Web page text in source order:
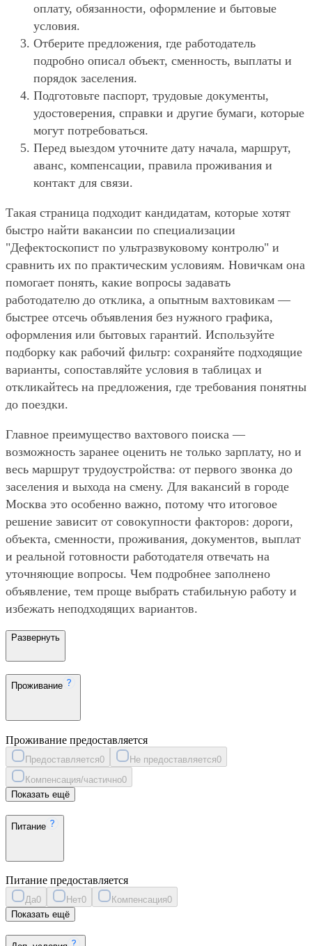
оплату, обязанности, оформление и бытовые
условия.
Отберите предложения, где работодатель
подробно описал объект, сменность, выплаты и
порядок заселения.
Подготовьте паспорт, трудовые документы,
удостоверения, справки и другие бумаги, которые
могут потребоваться.
Перед выездом уточните дату начала, маршрут,
аванс, компенсации, правила проживания и
контакт для связи.
Такая страница подходит кандидатам, которые хотят
быстро найти вакансии по специализации
"Дефектоскопист по ультразвуковому контролю" и
сравнить их по практическим условиям. Новичкам она
помогает понять, какие вопросы задавать
работодателю до отклика, а опытным вахтовикам —
быстрее отсечь объявления без нужного графика,
оформления или бытовых гарантий. Используйте
подборку как рабочий фильтр: сохраняйте подходящие
варианты, сопоставляйте условия в таблицах и
откликайтесь на предложения, где требования понятны
до поездки.
Главное преимущество вахтового поиска —
возможность заранее оценить не только зарплату, но и
весь маршрут трудоустройства: от первого звонка до
заселения и выхода на смену. Для вакансий в городе
Москва это особенно важно, потому что итоговое
решение зависит от совокупности факторов: дороги,
объекта, сменности, проживания, документов, выплат
и реальной готовности работодателя отвечать на
уточняющие вопросы. Чем подробнее заполнено
объявление, тем проще выбрать стабильную работу и
избежать неподходящих вариантов.
Развернуть
Проживание
Проживание предоставляется
Предоставляется0 Не предоставляется0
Компенсация/частично0
Показать ещё
Питание
Питание предоставляется
Да0 Нет0 Компенсация0
Показать ещё